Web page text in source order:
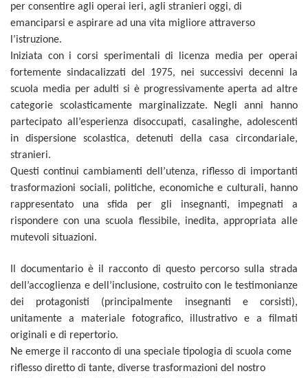
per consentire agli operai ieri, agli stranieri oggi, di
emanciparsi e aspirare ad una vita migliore attraverso
l’istruzione.
Iniziata con i corsi sperimentali di licenza media per operai
fortemente sindacalizzati del 1975, nei successivi decenni la
scuola media per adulti si è progressivamente aperta ad altre
categorie scolasticamente marginalizzate. Negli anni hanno
partecipato all’esperienza disoccupati, casalinghe, adolescenti
in dispersione scolastica, detenuti della casa circondariale,
stranieri.
Questi continui cambiamenti dell’utenza, riflesso di importanti
trasformazioni sociali, politiche, economiche e culturali, hanno
rappresentato una sfida per gli insegnanti, impegnati a
rispondere con una scuola flessibile, inedita, appropriata alle
mutevoli situazioni.
Il documentario è il racconto di questo percorso sulla strada
dell’accoglienza e dell’inclusione, costruito con le testimonianze
dei protagonisti (principalmente insegnanti e corsisti),
unitamente a materiale fotografico, illustrativo e a filmati
originali e di repertorio.
Ne emerge il racconto di una speciale tipologia di scuola come
riflesso diretto di tante, diverse trasformazioni del nostro